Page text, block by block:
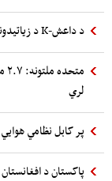
د داعش-K د زیاتیدونکي ګواښونو په وړاندې نړیواله همکاري اړینه ده
لري
پر کابل نظامي
پاکستان د